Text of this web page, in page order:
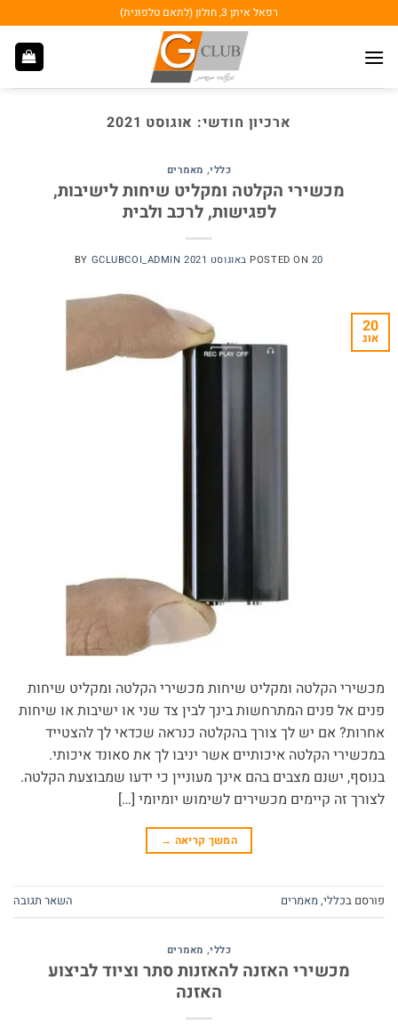
to
content
רפאל איתן 3, חולון (לתאם טלפונית)
ארכיון חודשי: אוגוסט 2021
כללי, מאמרים
מכשירי הקלטה ומקליט שיחות לישיבות,
לפגישות, לרכב ולבית
POSTED ON 20 באוגוסט 2021 BY GCLUBCOI_ADMIN
20
אוג
מכשירי הקלטה ומקליט שיחות מכשירי הקלטה ומקליט שיחות
פנים אל פנים המתרחשות בינך לבין צד שני או ישיבות או שיחות
אחרות? אם יש לך צורך בהקלטה כנראה שכדאי לך להצטייד
במכשירי הקלטה איכותיים אשר יניבו לך את סאונד איכותי.
בנוסף, ישנם מצבים בהם אינך מעוניין כי ידעו שמבוצעת הקלטה.
לצורך זה קיימים מכשירים לשימוש יומיומי […]
המשך קריאה →
פורסם בכללי,מאמרים השאר תגובה
כללי, מאמרים
מכשירי האזנה להאזנות סתר וציוד לביצוע
האזנה